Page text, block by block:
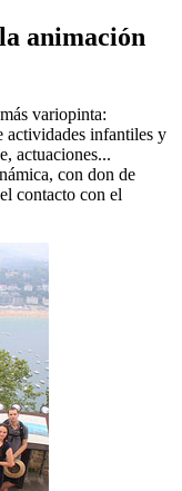
animación
variopinta:
actividades infantiles y
actuaciones...
con don de
contacto con el